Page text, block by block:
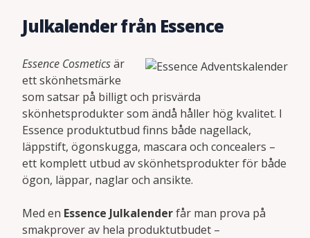
Julkalender från Essence
Essence Cosmeticsär
ett skönhetsmärke
som satsar på billigt och prisvärda
skönhetsprodukter som ändå håller hög kvalitet. I
Essence produktutbud finns både nagellack,
läppstift, ögonskugga, mascara och concealers –
ett komplett utbud av skönhetsprodukter för både
ögon, läppar, naglar och ansikte.
Med en Essence Julkalenderfår man prova på
smakprover av hela produktutbudet –